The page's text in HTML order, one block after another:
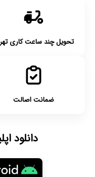
تحویل چند ساعت کاری
ضمانت اصالت
دانلود